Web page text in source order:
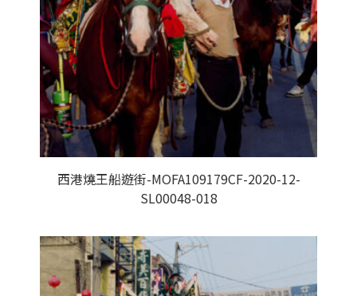
西港燒王船遊街-MOFA109179CF-2020-12-
SL00048-018